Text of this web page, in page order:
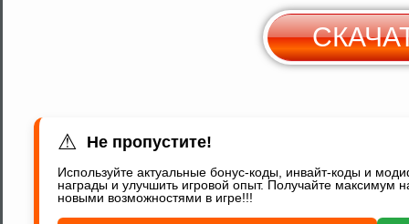
⚠ Не пропустите!
Используйте актуальные бонус-коды, инвайт-коды и
награды и улучшить игровой опыт. Получайте максимум
новыми возможностями в игре!!!